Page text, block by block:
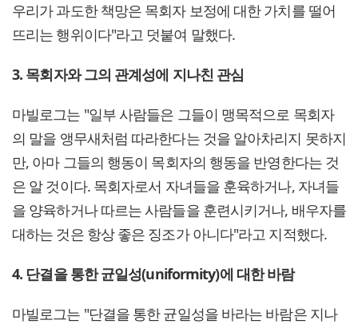
우리가 과도한 책망은 목회자 보정에 대한 가치를 떨어
뜨리는 행위이다"라고 덧붙여 말했다.
3. 목회자와 그의 관계성에 지나친 관심
마빌로그는 "일부 사람들은 그들이 맹목적으로 목회자
의 말을 앵무새처럼 따라한다는 것을 알아차리지 못하지
만, 아마 그들의 행동이 목회자의 행동을 반영한다는 것
은 알 것이다. 목회자로서 자녀들을 훈육하거나, 자녀들
을 양육하거나 따르는 사람들을 훈련시키거나, 배우자를
대하는 것은 항상 좋은 징조가 아니다"라고 지적했다.
4. 단결을 통한 균일성(uniformity)에 대한 바람
마빌로그는 "단결을 통한 균일성을 바라는 바람은 지나